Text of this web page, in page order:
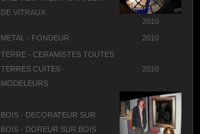
DE VITRAUX
2010
METAL - FONDEUR 2010
TERRE - CERAMISTES TOUTES
TERRES CUITES -
MODELEURS
2010
BOIS - DECORATEUR SUR
BOIS - DOREUR SUR BOIS